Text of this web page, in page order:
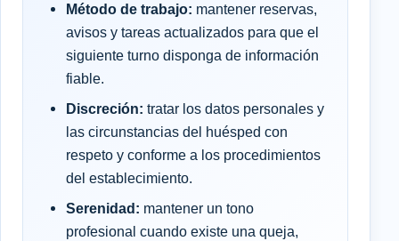
Método de trabajo: mantener reservas,
avisos y tareas actualizados para que el
siguiente turno disponga de información
fiable.
Discreción: tratar los datos personales y
las circunstancias del huésped con
respeto y conforme a los procedimientos
del establecimiento.
Serenidad: mantener un tono
profesional cuando existe una queja,